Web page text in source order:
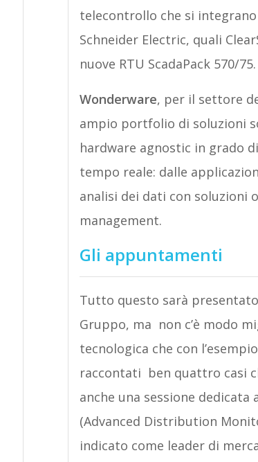
telecontrollo che si
Schneider Electric, quali
nuove RTU ScadaPack 570/75.
Wonderware, per il settore
ampio portfolio di soluzioni
hardware agnostic in grado
tempo reale: dalle
analisi dei dati con soluzioni
management.
Gli appuntamenti
Tutto questo sarà
Gruppo, ma non c’è modo
tecnologica che con
raccontati ben quattro casi
anche una sessione
(Advanced Distribution
indicato come leader di